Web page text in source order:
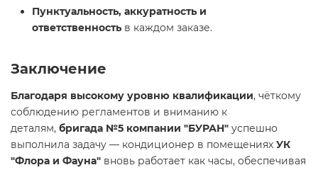
Пунктуальность, аккуратность и
ответственность в каждом заказе.
Заключение
Благодаря высокому уровню квалификации, чёткому
соблюдению регламентов и вниманию к
деталям, бригада №5 компании "БУРАН" успешно
выполнила задачу — кондиционер в помещениях УК
"Флора и Фауна" вновь работает как часы, обеспечивая